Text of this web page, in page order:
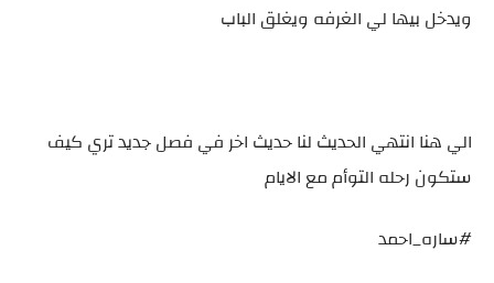
ويدخل بيها لي الغرفه ويغلق الباب
الي هنا انتهي الحديث لنا حديث اخر في فصل جديد تري كيف
ستكون رحله التوأم مع الايام
#ساره_احمد